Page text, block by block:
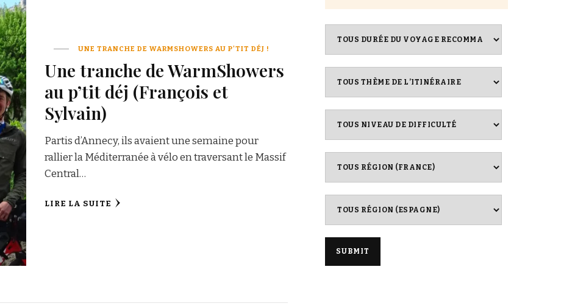
UNE TRANCHE DE WARMSHOWERS AU P'TIT DÉJ !
Une tranche de WarmShowers
au p’tit déj (François et
Sylvain)
Partis d’Annecy, ils avaient une semaine pour
rallier la Méditerranée à vélo en traversant le Massif
Central…
LIRE LA SUITE